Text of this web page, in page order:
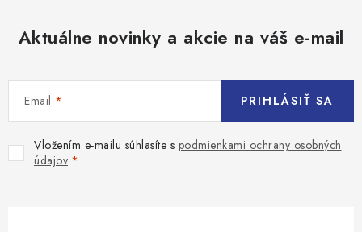
Aktuálne novinky a akcie na váš e-mail
Email
Vložením e-mailu súhlasíte s podmienkami ochrany osobných
údajov
PRIHLÁSIŤ SA